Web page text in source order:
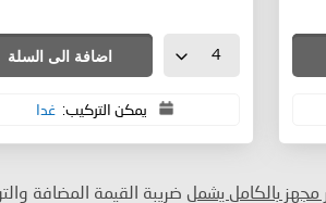
اضافة الى السلة
يمكن التركيب: غدا
مجهز بالكامل يشمل ضريبة القيمة المضافة